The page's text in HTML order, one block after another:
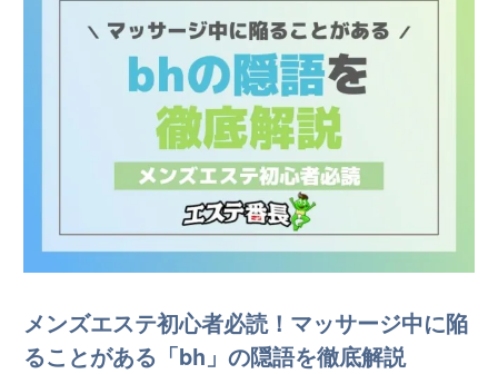
メンズエステ初心者必読！マッサージ中に陥
ることがある「bh」の隠語を徹底解説